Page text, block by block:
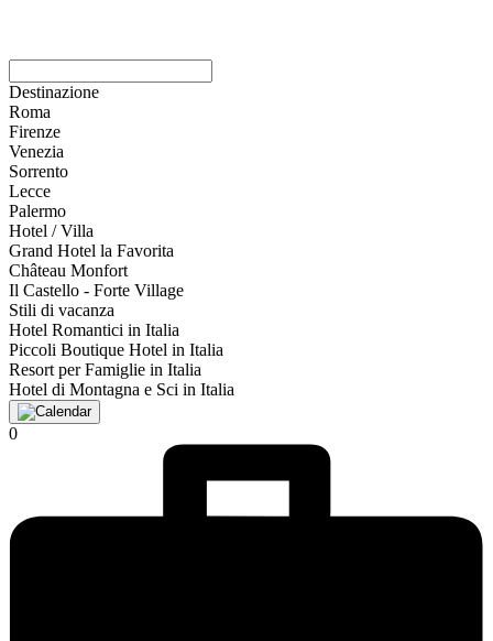
Destinazione
Roma
Firenze
Venezia
Sorrento
Lecce
Palermo
Hotel / Villa
Grand Hotel la Favorita
Château Monfort
Il Castello - Forte Village
Stili di vacanza
Hotel Romantici in Italia
Piccoli Boutique Hotel in Italia
Resort per Famiglie in Italia
Hotel di Montagna e Sci in Italia
0